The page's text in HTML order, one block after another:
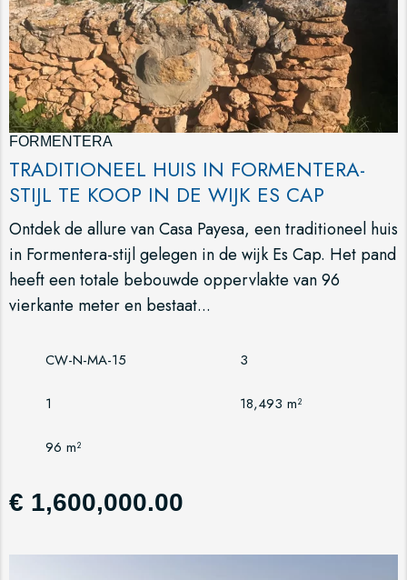
FORMENTERA
TRADITIONEEL HUIS IN FORMENTERA-
STIJL TE KOOP IN DE WIJK ES CAP
Ontdek de allure van Casa Payesa, een traditioneel huis
in Formentera-stijl gelegen in de wijk Es Cap. Het pand
heeft een totale bebouwde oppervlakte van 96
vierkante meter en bestaat...
CW-N-MA-15 3
1 18,493 m²
96 m²
€ 1,600,000.00